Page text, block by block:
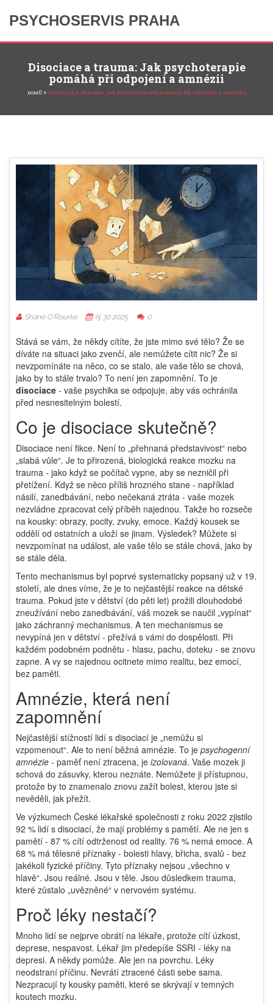
PSYCHOSERVIS PRAHA
Disociace a trauma: Jak psychoterapie
pomáhá při odpojení a amnézii
DOMŮ > DISOCIACE A TRAUMA: JAK PSYCHOTERAPIE POMÁHÁ PŘI ODPOJENÍ A AMNÉZII
Shane O'Rourke říj 30 2025 0
Stává se vám, že někdy cítíte, že jste mimo své tělo? Že se
díváte na situaci jako zvenčí, ale nemůžete cítit nic? Že si
nevzpomínáte na něco, co se stalo, ale vaše tělo se chová,
jako by to stále trvalo? To není jen zapomnění. To je
disociace - vaše psychika se odpojuje, aby vás ochránila
před nesnesitelným bolestí.
Co je disociace skutečně?
Disociace není fikce. Není to „přehnaná představivost“ nebo
„slabá vůle“. Je to přirozená, biologická reakce mozku na
trauma - jako když se počítač vypne, aby se nezničil při
přetížení. Když se něco příliš hrozného stane - například
násilí, zanedbávání, nebo nečekaná ztráta - vaše mozek
nezvládne zpracovat celý příběh najednou. Takže ho rozseče
na kousky: obrazy, pocity, zvuky, emoce. Každý kousek se
oddělí od ostatních a uloží se jinam. Výsledek? Můžete si
nevzpomínat na událost, ale vaše tělo se stále chová, jako by
se stále děla.
Tento mechanismus byl poprvé systematicky popsaný už v 19.
století, ale dnes víme, že je to nejčastější reakce na dětské
trauma. Pokud jste v dětství (do pěti let) prožili dlouhodobé
zneužívání nebo zanedbávání, váš mozek se naučil „vypínat“
jako záchranný mechanismus. A ten mechanismus se
nevypíná jen v dětství - přežívá s vámi do dospělosti. Při
každém podobném podnětu - hlasu, pachu, doteku - se znovu
zapne. A vy se najednou ocitnete mimo realitu, bez emocí,
bez paměti.
Amnézie, která není
zapomnění
Nejčastější stížností lidí s disociací je „nemůžu si
vzpomenout“. Ale to není běžná amnézie. To je psychogenní
amnézie - paměť není ztracena, je izolovaná. Vaše mozek ji
schová do zásuvky, kterou neznáte. Nemůžete ji přístupnou,
protože by to znamenalo znovu zažít bolest, kterou jste si
nevěděli, jak přežít.
Ve výzkumech České lékařské společnosti z roku 2022 zjistilo
92 % lidí s disociací, že mají problémy s pamětí. Ale ne jen s
pamětí - 87 % cítí odtrženost od reality. 76 % nemá emoce. A
68 % má tělesné příznaky - bolesti hlavy, břicha, svalů - bez
jakékoli fyzické příčiny. Tyto příznaky nejsou „všechno v
hlavě“. Jsou reálné. Jsou v těle. Jsou důsledkem trauma,
které zůstalo „uvězněné“ v nervovém systému.
Proč léky nestačí?
Mnoho lidí se nejprve obrátí na lékaře, protože cítí úzkost,
deprese, nespavost. Lékař jim předepíše SSRI - léky na
depresi. A někdy pomůže. Ale jen na povrchu. Léky
neodstraní příčinu. Nevrátí ztracené části sebe sama.
Nezpracují ty kousky paměti, které se skrývají v temných
koutech mozku.